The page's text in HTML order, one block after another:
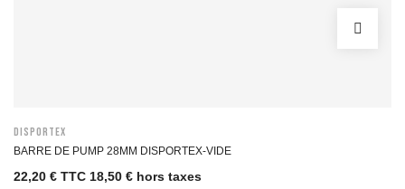
DISPORTEX
BARRE DE PUMP 28MM DISPORTEX-VIDE
22,20 € TTC 18,50 € hors taxes